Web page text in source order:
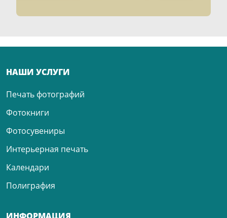
НАШИ УСЛУГИ
Печать фотографий
Фотокниги
Фотосувениры
Интерьерная печать
Календари
Полиграфия
ИНФОРМАЦИЯ